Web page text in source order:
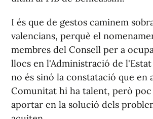
I és que de gestos caminem
valencians, perquè el
membres del Consell per a
llocs en l'Administració de
no és sinó la constatació que en
Comunitat hi ha talent, però poc
aportar en la solució dels